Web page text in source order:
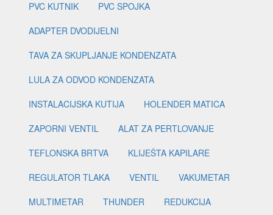
PVC KUTNIK
PVC SPOJKA
ADAPTER DVODIJELNI
TAVA ZA SKUPLJANJE KONDENZATA
LULA ZA ODVOD KONDENZATA
INSTALACIJSKA KUTIJA
HOLENDER MATICA
ZAPORNI VENTIL
ALAT ZA PERTLOVANJE
TEFLONSKA BRTVA
KLIJEŠTA KAPILARE
REGULATOR TLAKA
VENTIL
VAKUMETAR
MULTIMETAR
THUNDER
REDUKCIJA